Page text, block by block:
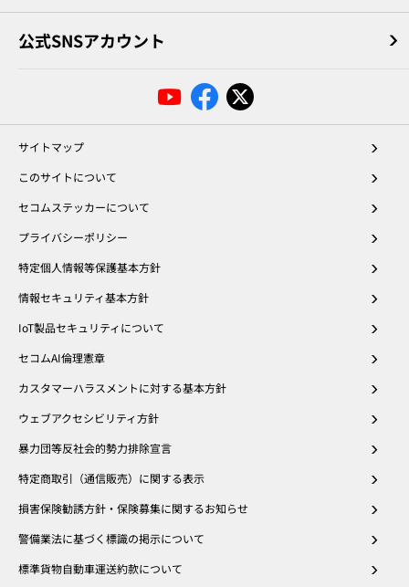
公式SNSアカウント
サイトマップ
このサイトについて
セコムステッカーについて
プライバシーポリシー
特定個人情報等保護基本方針
情報セキュリティ基本方針
IoT製品セキュリティについて
セコムAI倫理憲章
カスタマーハラスメントに対する基本方針
ウェブアクセシビリティ方針
暴力団等反社会的勢力排除宣言
特定商取引（通信販売）に関する表示
損害保険勧誘方針・保険募集に関するお知らせ
警備業法に基づく標識の掲示について
標準貨物自動車運送約款について